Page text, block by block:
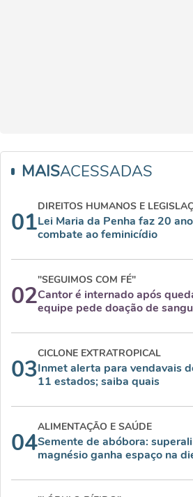
MAISACESSADAS
01
DIREITOS HUMANOS E
Lei Maria da Penha faz 20
combate ao feminicídio
02
"SEGUIMOS COM FÉ"
Cantor é internado após
equipe pede doação de
03
CICLONE EXTRATROPICAL
Inmet alerta para vendavais
11 estados; saiba quais
04
ALIMENTAÇÃO E SAÚDE
Semente de abóbora:
magnésio ganha espaço na